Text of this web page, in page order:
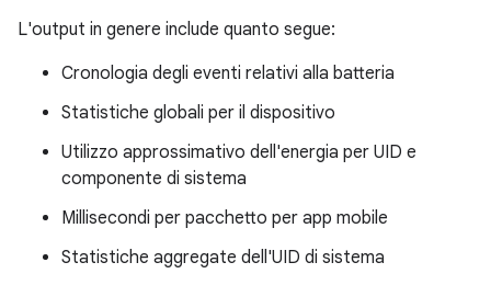
L'output in genere include quanto segue:
Cronologia degli eventi relativi alla batteria
Statistiche globali per il dispositivo
Utilizzo approssimativo dell'energia per UID e
componente di sistema
Millisecondi per pacchetto per app mobile
Statistiche aggregate dell'UID di sistema